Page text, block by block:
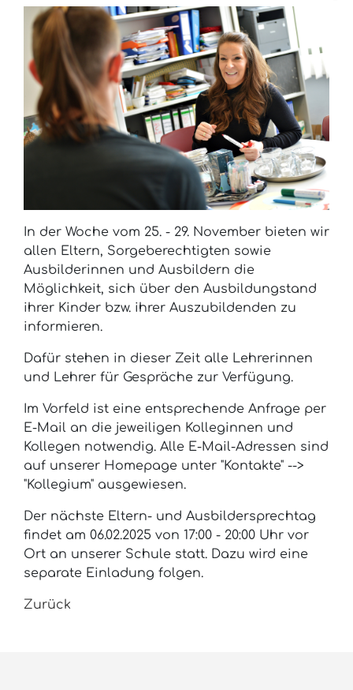
In der Woche vom 25. - 29. November bieten wir
allen Eltern, Sorgeberechtigten sowie
Ausbilderinnen und Ausbildern die
Möglichkeit, sich über den Ausbildungstand
ihrer Kinder bzw. ihrer Auszubildenden zu
informieren.
Dafür stehen in dieser Zeit alle Lehrerinnen
und Lehrer für Gespräche zur Verfügung.
Im Vorfeld ist eine entsprechende Anfrage per
E-Mail an die jeweiligen Kolleginnen und
Kollegen notwendig. Alle E-Mail-Adressen sind
auf unserer Homepage unter "Kontakte" -->
"Kollegium" ausgewiesen.
Der nächste Eltern- und Ausbildersprechtag
findet am 06.02.2025 von 17:00 - 20:00 Uhr vor
Ort an unserer Schule statt. Dazu wird eine
separate Einladung folgen.
Zurück